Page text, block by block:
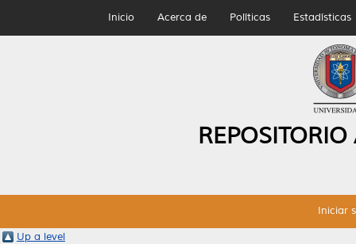
Inicio Acerca de Políticas Estadísticas
Iniciar
Up a level